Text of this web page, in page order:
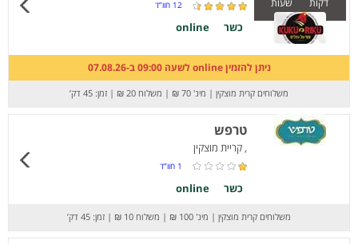
דקות שעות 12 חוו”ד
כשר online
ניתן להזמין online לשעה 09:00 ב-07.08.26
משלוחים קרית מוצקין | מינ' 70 ₪ | משלוח 20 ₪ | זמן: 45 דק’
טרפש
, קריית מוצקין
1 חוו”ד
כשר online
משלוחים קרית מוצקין | מינ' 100 ₪ | משלוח 10 ₪ | זמן: 45 דק’